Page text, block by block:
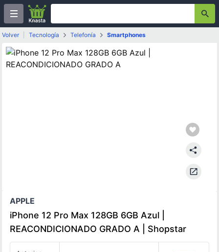
Volver Tecnología Telefonía Smartphones
APPLE
iPhone 12 Pro Max 128GB 6GB Azul |
REACONDICIONADO GRADO A | Shopstar